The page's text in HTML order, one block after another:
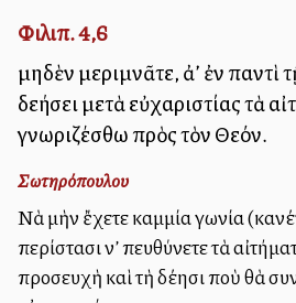
Φιλιπ. 4,6
μηδὲν μεριμνᾶτε, ἀλλ’ ἐν
δεήσει μετὰ εὐχαριστίας τὰ
γνωριζέσθω πρὸς τὸν Θεόν.
Σωτηρόπουλου
Νὰ μὴν ἔχετε καμμία ἀγωνία
περίστασι ν’ ἀπευθύνετε τὰ
προσευχὴ καὶ τὴ δέησι ποὺ θὰ